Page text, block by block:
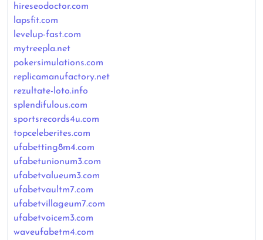
hireseodoctor.com
lapsfit.com
levelup-fast.com
mytreepla.net
pokersimulations.com
replicamanufactory.net
rezultate-loto.info
splendifulous.com
sportsrecords4u.com
topceleberites.com
ufabetting8m4.com
ufabetunionum3.com
ufabetvalueum3.com
ufabetvaultm7.com
ufabetvillageum7.com
ufabetvoicem3.com
waveufabetm4.com